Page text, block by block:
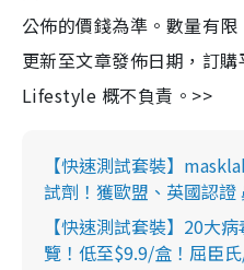
公佈的價錢為準。數量有
更新至文章發佈日期，訂
Lifestyle 概不負責。>>
【快速測試套裝】
試劑！獲歐盟、英國認證
【快速測試套裝】20大
覽！低至$9.9/盒！屈臣